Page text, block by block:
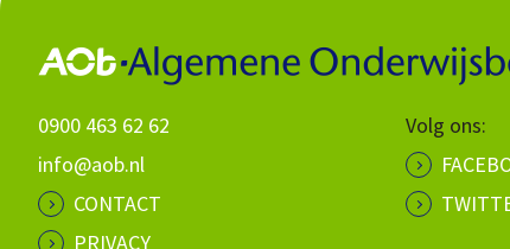
0900 463 62 62
info@aob.nl
CONTACT
PRIVACY
Volg ons: